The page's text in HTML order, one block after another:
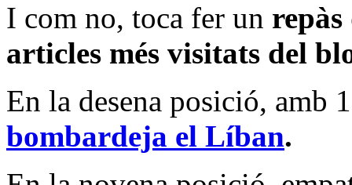
I com no, toca fer un repàs
articles més visitats del
En la desena posició, amb
bombardeja el Líban.